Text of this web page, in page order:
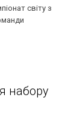
світу з
набору